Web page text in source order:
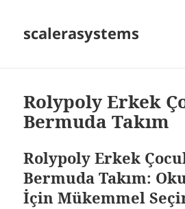
scalerasystems
Rolypoly Erkek
Bermuda Takım
Rolypoly Erkek
Bermuda Takım:
İçin Mükemmel